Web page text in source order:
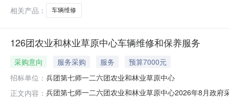
相关产品：
车辆维修
126团农业和林业草原中心车辆维修和保养服务
采购意向 服务采购 服务
预算7000元
招标单位： 兵团第七师一二六团农业和林业草原中心
正文内容： 兵团第七师一二六团农业和林业草原中心2026年8月政